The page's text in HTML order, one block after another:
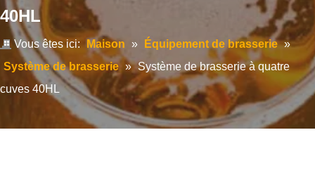
40HL
Vous êtes ici: Maison » Équipement de brasserie »
Système de brasserie » Système de brasserie à quatre
cuves 40HL